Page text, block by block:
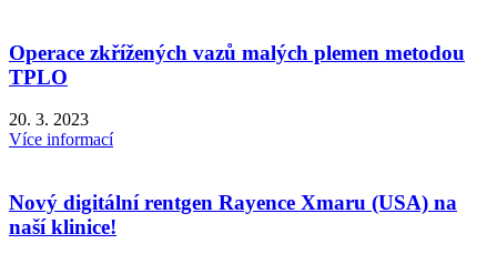
Operace zkřížených vazů malých plemen metodou
TPLO
20. 3. 2023
Více informací
Nový digitální rentgen Rayence Xmaru (USA) na
naší klinice!